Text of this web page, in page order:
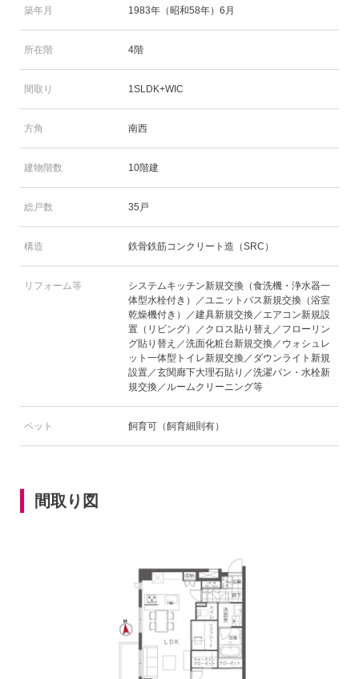
築年月 1983年（昭和58年）6月
所在階 4階
間取り 1SLDK+WIC
方角 南西
建物階数 10階建
総戸数 35戸
構造 鉄骨鉄筋コンクリート造（SRC）
リフォーム等
システムキッチン新規交換（食洗機・浄水器一
体型水栓付き）／ユニットバス新規交換（浴室
乾燥機付き）／建具新規交換／エアコン新規設
置（リビング）／クロス貼り替え／フローリン
グ貼り替え／洗面化粧台新規交換／ウォシュレ
ット一体型トイレ新規交換／ダウンライト新規
設置／玄関廊下大理石貼り／洗濯パン・水栓新
規交換／ルームクリーニング等
ペット 飼育可（飼育細則有）
間取り図